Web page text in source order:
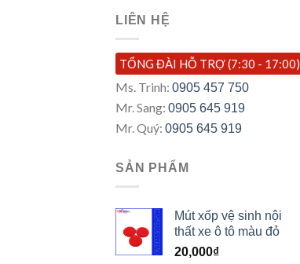
LIÊN HỆ
TỔNG ĐÀI HỖ TRỢ (7:30 - 17:00)
Ms. Trinh: 0905 457 750
Mr. Sang: 0905 645 919
Mr. Quý: 0905 645 919
SẢN PHẨM
Mút xốp vệ sinh nội
thất xe ô tô màu đỏ
20,000₫